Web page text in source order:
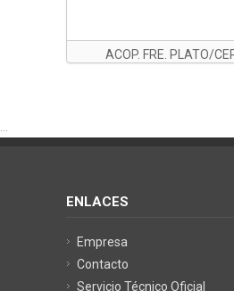
ACOP. FRE. PLATO/
ENLACES
Empresa
Contacto
Servicio Técnico Oficial